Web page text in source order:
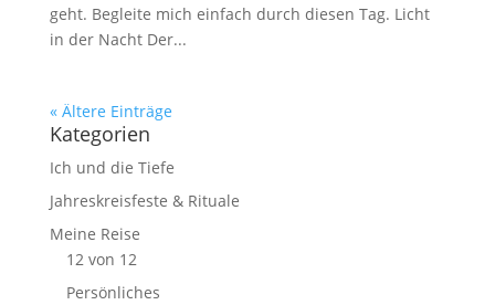
geht. Begleite mich einfach durch diesen Tag. Licht
in der Nacht Der...
« Ältere Einträge
Kategorien
Ich und die Tiefe
Jahreskreisfeste & Rituale
Meine Reise
12 von 12
Persönliches